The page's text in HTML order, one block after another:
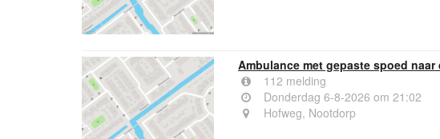
Ambulance met gepaste spoed
112 melding
Donderdag 6-8-2026 om 21:02
Hofweg, Nootdorp